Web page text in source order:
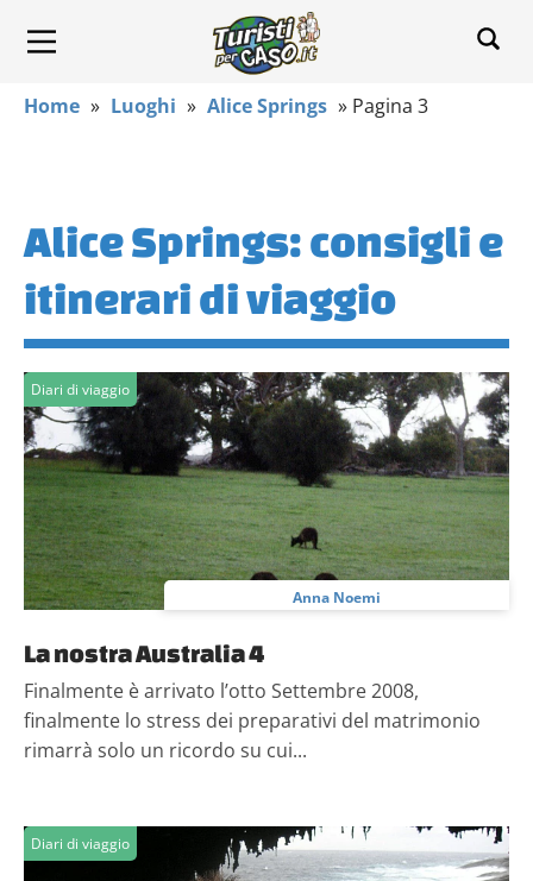
Home » Luoghi » Alice Springs » Pagina 3
Alice Springs: consigli e
itinerari di viaggio
Diari di viaggio
Anna Noemi
La nostra Australia 4
Finalmente è arrivato l’otto Settembre 2008,
finalmente lo stress dei preparativi del matrimonio
rimarrà solo un ricordo su cui...
Diari di viaggio